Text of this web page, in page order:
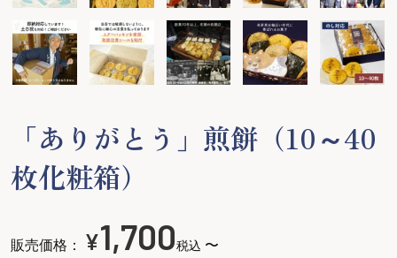
「ありがとう」煎餅（10～40
枚化粧箱）
販売価格： ¥1,700税込 〜